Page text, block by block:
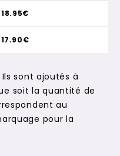
18.95€
17.90€
Ils sont ajoutés à
soit la quantité de
au
pour la